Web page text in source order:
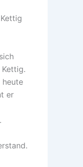
heute
er